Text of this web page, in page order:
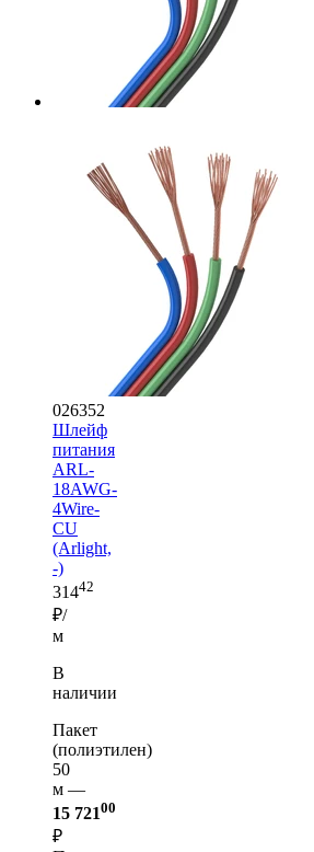
026352
Шлейф
питания
ARL-
18AWG-
4Wire-
CU
(Arlight,
-)
31442
₽/
м
В
наличии
Пакет
(полиэтилен)
50
м —
15 72100
₽